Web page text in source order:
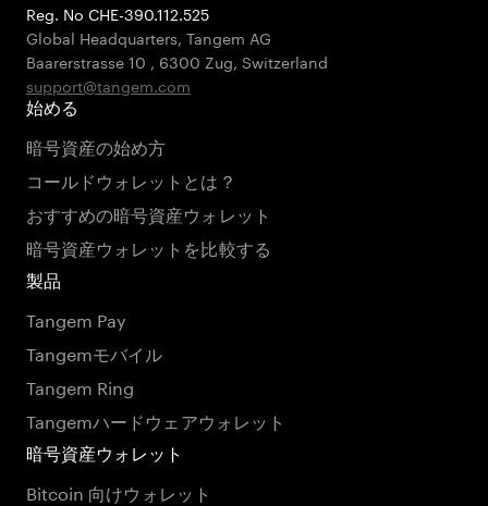
Reg. No CHE-390.112.525
Global Headquarters, Tangem AG
Baarerstrasse 10 , 6300 Zug, Switzerland
support@tangem.com
始める
暗号資産の始め方
コールドウォレットとは？
おすすめの暗号資産ウォレット
暗号資産ウォレットを比較する
製品
Tangem Pay
Tangemモバイル
Tangem Ring
Tangemハードウェアウォレット
暗号資産ウォレット
Bitcoin 向けウォレット